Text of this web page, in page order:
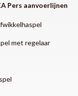
Pers aanvoerlijnen
met regelaar